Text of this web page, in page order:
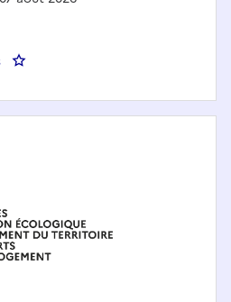
: CONDUCTEUR ROUTIER